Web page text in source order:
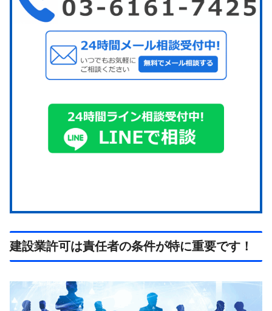
建設業許可は責任者の条件が特に重要です！